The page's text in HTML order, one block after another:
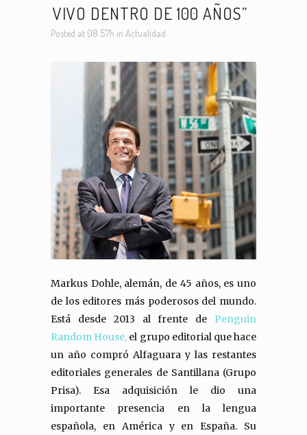
VIVO DENTRO DE 100 AÑOS”
Posted at 08:57h in Actualidad
Markus Dohle, alemán, de 45 años, es uno
de los editores más poderosos del mundo.
Está desde 2013 al frente de Penguin
Random House, el grupo editorial que hace
un año compró Alfaguara y las restantes
editoriales generales de Santillana (Grupo
Prisa). Esa adquisición le dio una
importante presencia en la lengua
española, en América y en España. Su